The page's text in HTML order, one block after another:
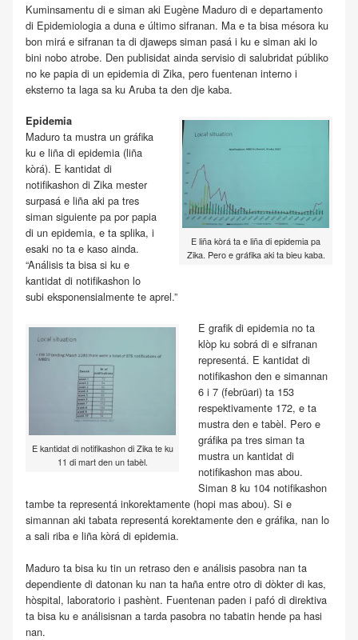
Kuminsamentu di e siman aki Eugène Maduro di e departamento
di Epidemiologia a duna e último sifranan. Ma e ta bisa mésora ku
bon mirá e sifranan ta di djaweps siman pasá i ku e siman aki lo
bini nobo atrobe. Den publisidat ainda servisio di salubridat públiko
no ke papia di un epidemia di Zika, pero fuentenan interno i
eksterno ta laga sa ku Aruba ta den dje kaba.
E liña kòrá ta e liña di epidemia pa
Zika. Pero e gráfika aki ta bieu kaba.
Epidemia
Maduro ta mustra un gráfika
ku e liña di epidemia (liña
kòrá). E kantidat di
notifikashon di Zika mester
surpasá e liña aki pa tres
siman siguiente pa por papia
di un epidemia, e ta splika, i
esaki no ta e kaso ainda.
“Análisis ta bisa si ku e
kantidat di notifikashon lo
subi eksponensialmente te aprel.”
E kantidat di notifikashon di Zika te ku
11 di mart den un tabèl.
E grafik di epidemia no ta
klòp ku sobrá di e sifranan
representá. E kantidat di
notifikashon den e simannan
6 i 7 (febrüari) ta 153
respektivamente 172, e ta
mustra den e tabèl. Pero e
gráfika pa tres siman ta
mustra un kantidat di
notifikashon mas abou.
Siman 8 ku 104 notifikashon
tambe ta representá inkorektamente (hopi mas abou). Si e
simannan aki tabata representá korektamente den e gráfika, nan lo
a sali riba e liña kòrá di epidemia.
Maduro ta bisa ku tin un retraso den e análisis pasobra nan ta
dependiente di datonan ku nan ta haña entre otro di dòkter di kas,
hòspital, laboratorio i pashènt. Fuentenan paden i pafó di direktiva
ta bisa ku e análisisnan a tarda pasobra no tabatin hende pa hasi
nan.